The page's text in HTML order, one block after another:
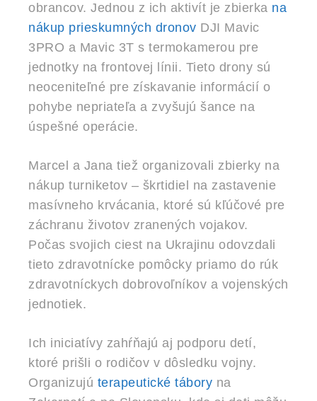
obrancov. Jednou z ich aktivít je zbierka na
nákup prieskumných dronov DJI Mavic
3PRO a Mavic 3T s termokamerou pre
jednotky na frontovej línii. Tieto drony sú
neoceniteľné pre získavanie informácií o
pohybe nepriateľa a zvyšujú šance na
úspešné operácie.
Marcel a Jana tiež organizovali zbierky na
nákup turniketov – škrtidiel na zastavenie
masívneho krvácania, ktoré sú kľúčové pre
záchranu životov zranených vojakov.
Počas svojich ciest na Ukrajinu odovzdali
tieto zdravotnícke pomôcky priamo do rúk
zdravotníckych dobrovoľníkov a vojenských
jednotiek.
Ich iniciatívy zahŕňajú aj podporu detí,
ktoré prišli o rodičov v dôsledku vojny.
Organizujú terapeutické tábory na